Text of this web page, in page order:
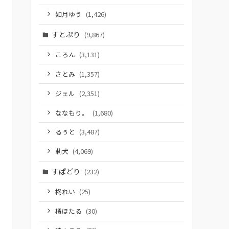
如月ゆう (1,426)
すとぷり (9,867)
ころん (3,131)
さとみ (1,357)
ジェル (2,351)
ななもり。
(1,680)
るぅと (3,487)
莉犬 (4,069)
すぱどり (232)
柊れい (25)
橘ほたる (30)